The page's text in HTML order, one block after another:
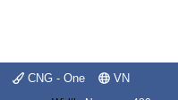
CNG - One VN